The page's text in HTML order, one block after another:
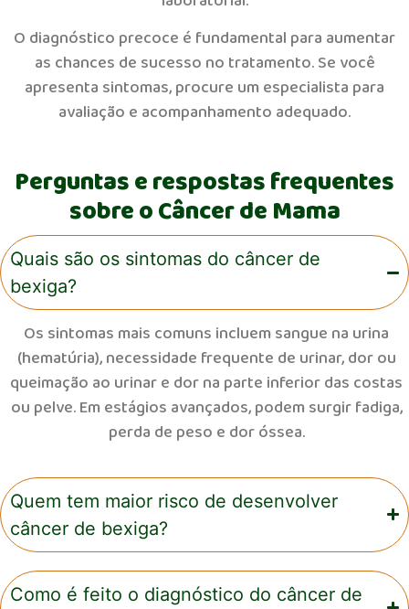
O diagnóstico precoce é fundamental para aumentar
as chances de sucesso no tratamento. Se você
apresenta sintomas, procure um especialista para
avaliação e acompanhamento adequado.
Perguntas e respostas frequentes
sobre o Câncer de Mama
Quais são os sintomas do câncer de
bexiga?
Os sintomas mais comuns incluem sangue na urina
(hematúria), necessidade frequente de urinar, dor ou
queimação ao urinar e dor na parte inferior das costas
ou pelve. Em estágios avançados, podem surgir fadiga,
perda de peso e dor óssea.
Quem tem maior risco de desenvolver
câncer de bexiga?
Como é feito o diagnóstico do câncer de